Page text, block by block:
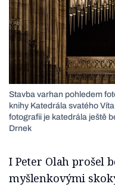
Stavba varhan pohledem
knihy Katedrála svatého
fotografii je katedrála ještě
Drnek
I Peter Olah prošel
myšlenkovými